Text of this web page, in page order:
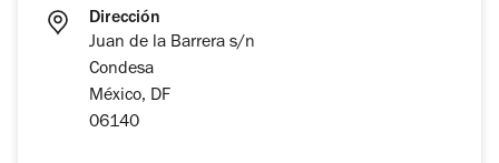
Dirección
Juan de la Barrera s/n
Condesa
México, DF
06140